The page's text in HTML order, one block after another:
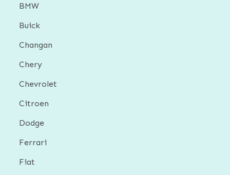
BMW
Buick
Changan
Chery
Chevrolet
Citroen
Dodge
Ferrari
Fiat